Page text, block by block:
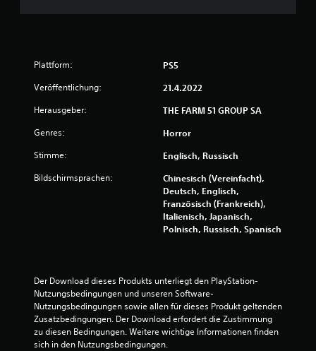
Plattform: PS5
Veröffentlichung: 21.4.2022
Herausgeber: THE FARM 51 GROUP SA
Genres: Horror
Stimme: Englisch, Russisch
Bildschirmsprachen:
Chinesisch (Vereinfacht),
Deutsch, Englisch,
Französisch (Frankreich),
Italienisch, Japanisch,
Polnisch, Russisch, Spanisch
Der Download dieses Produkts unterliegt den PlayStation-
Nutzungsbedingungen und unseren Software-
Nutzungsbedingungen sowie allen für dieses Produkt geltenden
Zusatzbedingungen. Der Download erfordert die Zustimmung
zu diesen Bedingungen. Weitere wichtige Informationen finden
sich in den Nutzungsbedingungen.